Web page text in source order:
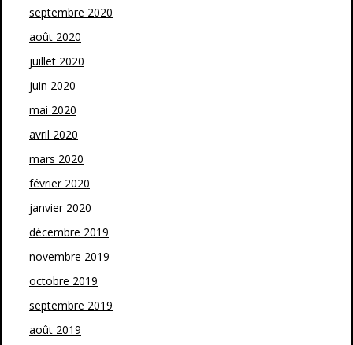
septembre 2020
août 2020
juillet 2020
juin 2020
mai 2020
avril 2020
mars 2020
février 2020
janvier 2020
décembre 2019
novembre 2019
octobre 2019
septembre 2019
août 2019